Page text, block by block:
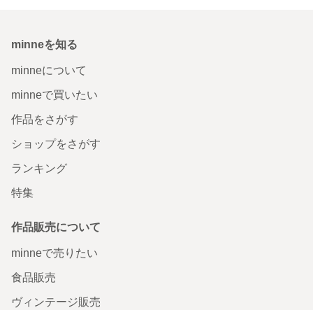
minneを知る
minneについて
minneで買いたい
作品をさがす
ショップをさがす
ランキング
特集
作品販売について
minneで売りたい
食品販売
ヴィンテージ販売